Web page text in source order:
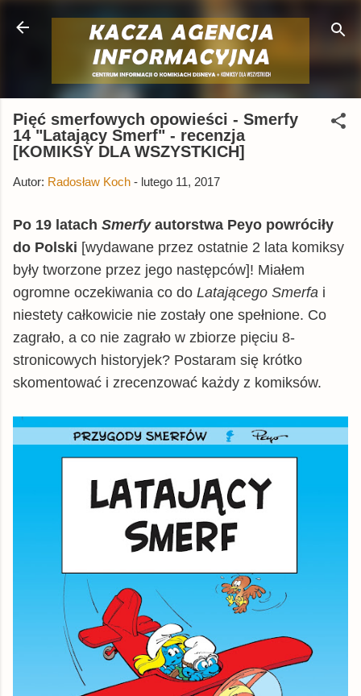
Przejdź do głównej zawartości
Pięć smerfowych opowieści - Smerfy
14 "Latający Smerf" - recenzja
[KOMIKSY DLA WSZYSTKICH]
Autor: Radosław Koch - lutego 11, 2017
Po 19 latach Smerfy autorstwa Peyo powróciły
do Polski [wydawane przez ostatnie 2 lata komiksy
były tworzone przez jego następców]! Miałem
ogromne oczekiwania co do Latającego Smerfa i
niestety całkowicie nie zostały one spełnione. Co
zagrało, a co nie zagrało w zbiorze pięciu 8-
stronicowych historyjek? Postaram się krótko
skomentować i zrecenzować każdy z komiksów.